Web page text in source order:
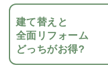
建て替えと
全面リフォーム
どっちがお得?